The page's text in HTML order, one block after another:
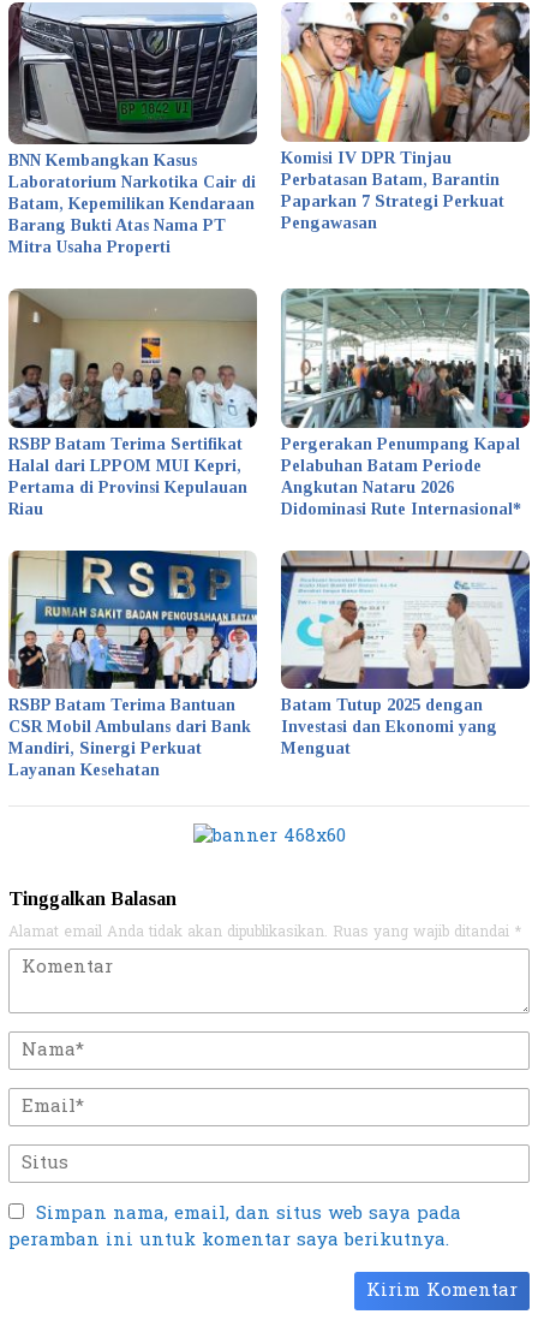
BNN Kembangkan Kasus
Laboratorium Narkotika Cair di
Batam, Kepemilikan Kendaraan
Barang Bukti Atas Nama PT
Mitra Usaha Properti
Komisi IV DPR Tinjau
Perbatasan Batam, Barantin
Paparkan 7 Strategi Perkuat
Pengawasan
RSBP Batam Terima Sertifikat
Halal dari LPPOM MUI Kepri,
Pertama di Provinsi Kepulauan
Riau
Pergerakan Penumpang Kapal
Pelabuhan Batam Periode
Angkutan Nataru 2026
Didominasi Rute Internasional*
RSBP Batam Terima Bantuan
CSR Mobil Ambulans dari Bank
Mandiri, Sinergi Perkuat
Layanan Kesehatan
Batam Tutup 2025 dengan
Investasi dan Ekonomi yang
Menguat
Tinggalkan Balasan
Alamat email Anda tidak akan dipublikasikan. Ruas yang wajib ditandai *
Simpan nama, email, dan situs web saya pada
peramban ini untuk komentar saya berikutnya.